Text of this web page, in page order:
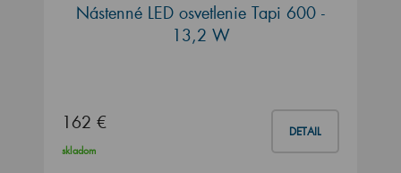
Nástenné LED osvetlenie Tapi 600 -
13,2 W
162 € DETAIL
skladom